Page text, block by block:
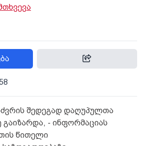
შედეგად დაღუპულთა
გაიზარდა, - ინფორმაციას
წითელი